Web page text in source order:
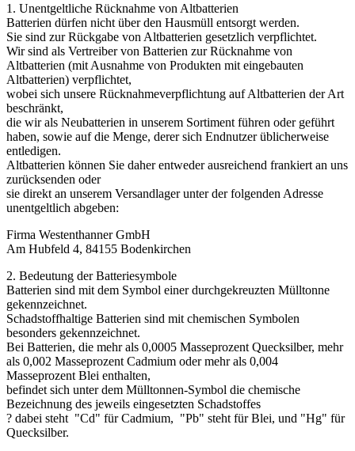
1. Unentgeltliche Rücknahme von Altbatterien
Batterien dürfen nicht über den Hausmüll entsorgt werden.
Sie sind zur Rückgabe von Altbatterien gesetzlich verpflichtet.
Wir sind als Vertreiber von Batterien zur Rücknahme von
Altbatterien (mit Ausnahme von Produkten mit eingebauten
Altbatterien) verpflichtet,
wobei sich unsere Rücknahmeverpflichtung auf Altbatterien der Art
beschränkt,
die wir als Neubatterien in unserem Sortiment führen oder geführt
haben, sowie auf die Menge, derer sich Endnutzer üblicherweise
entledigen.
Altbatterien können Sie daher entweder ausreichend frankiert an uns
zurücksenden oder
sie direkt an unserem Versandlager unter der folgenden Adresse
unentgeltlich abgeben:
Firma Westenthanner GmbH
Am Hubfeld 4, 84155 Bodenkirchen
2. Bedeutung der Batteriesymbole
Batterien sind mit dem Symbol einer durchgekreuzten Mülltonne
gekennzeichnet.
Schadstoffhaltige Batterien sind mit chemischen Symbolen
besonders gekennzeichnet.
Bei Batterien, die mehr als 0,0005 Masseprozent Quecksilber, mehr
als 0,002 Masseprozent Cadmium oder mehr als 0,004
Masseprozent Blei enthalten,
befindet sich unter dem Mülltonnen-Symbol die chemische
Bezeichnung des jeweils eingesetzten Schadstoffes
? dabei steht "Cd" für Cadmium, "Pb" steht für Blei, und "Hg" für
Quecksilber.